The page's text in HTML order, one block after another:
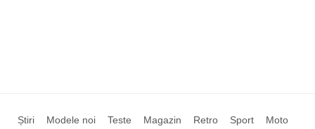
Știri Modele noi Teste Magazin Retro Sport Moto